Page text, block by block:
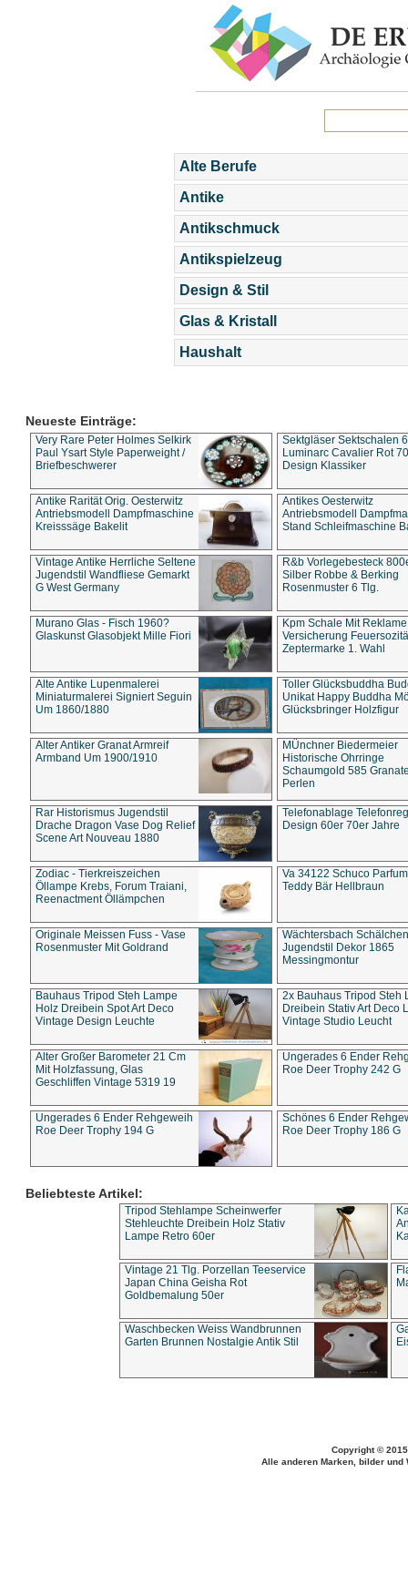
Alte Berufe
Antike
Antikschmuck
Antikspielzeug
Design & Stil
Glas & Kristall
Haushalt
Neueste Einträge:
Very Rare Peter Holmes Selkirk
Paul Ysart Style Paperweight /
Briefbeschwerer
Sektgläser Sektschalen
Luminarc Cavalier Rot
Design Klassiker
Antike Rarität Orig. Oesterwitz
Antriebsmodell Dampfmaschine
Kreisssäge Bakelit
Antikes Oesterwitz
Antriebsmodell
Stand Schleifmaschine
Vintage Antike Herrliche Seltene
Jugendstil Wandfliese Gemarkt
G West Germany
R&b Vorlegebesteck
Silber Robbe & Berking
Rosenmuster 6 Tlg.
Murano Glas - Fisch 1960?
Glaskunst Glasobjekt Mille Fiori
Kpm Schale Mit Reklame
Versicherung
Zeptermarke 1. Wahl
Alte Antike Lupenmalerei
Miniaturmalerei Signiert Seguin
Um 1860/1880
Toller Glücksbuddha
Unikat Happy Buddha
Glücksbringer Holzfigur
Alter Antiker Granat Armreif
Armband Um 1900/1910
MÜnchner Biedermeier
Historische Ohrringe
Schaumgold 585
Perlen
Rar Historismus Jugendstil
Drache Dragon Vase Dog Relief
Scene Art Nouveau 1880
Telefonablage
Design 60er 70er Jahre
Zodiac - Tierkreiszeichen
Öllampe Krebs, Forum Traiani,
Reenactment Öllämpchen
Va 34122 Schuco
Teddy Bär Hellbraun
Originale Meissen Fuss - Vase
Rosenmuster Mit Goldrand
Wächtersbach Schälchen
Jugendstil Dekor 1865
Messingmontur
Bauhaus Tripod Steh Lampe
Holz Dreibein Spot Art Deco
Vintage Design Leuchte
2x Bauhaus Tripod Steh
Dreibein Stativ Art Deco
Vintage Studio Leucht
Alter Großer Barometer 21 Cm
Mit Holzfassung, Glas
Geschliffen Vintage 5319 19
Ungerades 6 Ender
Roe Deer Trophy 242 G
Ungerades 6 Ender Rehgeweih
Roe Deer Trophy 194 G
Schönes 6 Ender
Roe Deer Trophy 186 G
Beliebteste Artikel:
Tripod Stehlampe Scheinwerfer
Stehleuchte Dreibein Holz Stativ
Lampe Retro 60er
Vintage 21 Tlg. Porzellan Teeservice
Japan China Geisha Rot
Goldbemalung 50er
Waschbecken Weiss Wandbrunnen
Garten Brunnen Nostalgie Antik Stil
Copyright ©
Alle anderen Marken, bilder und